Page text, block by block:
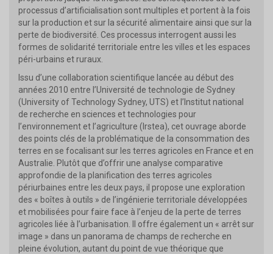
processus d’artificialisation sont multiples et portent à la fois
sur la production et sur la sécurité alimentaire ainsi que sur la
perte de biodiversité. Ces processus interrogent aussi les
formes de solidarité territoriale entre les villes et les espaces
péri-urbains et ruraux.
Issu d’une collaboration scientifique lancée au début des
années 2010 entre l’Université de technologie de Sydney
(University of Technology Sydney, UTS) et l’Institut national
de recherche en sciences et technologies pour
l’environnement et l’agriculture (Irstea), cet ouvrage aborde
des points clés de la problématique de la consommation des
terres en se focalisant sur les terres agricoles en France et en
Australie. Plutôt que d’offrir une analyse comparative
approfondie de la planification des terres agricoles
périurbaines entre les deux pays, il propose une exploration
des « boîtes à outils » de l’ingénierie territoriale développées
et mobilisées pour faire face à l’enjeu de la perte de terres
agricoles liée à l’urbanisation. Il offre également un « arrêt sur
image » dans un panorama de champs de recherche en
pleine évolution, autant du point de vue théorique que